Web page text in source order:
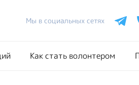
Мы в социальных сетях
Как стать волонтером
Как